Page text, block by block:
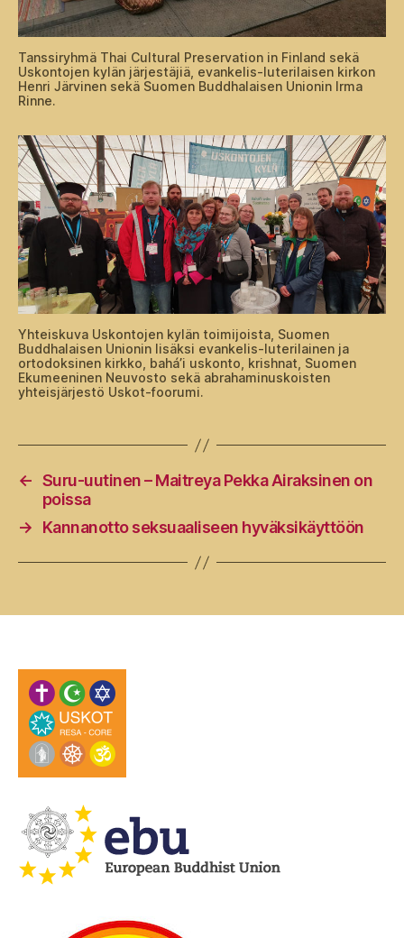
Tanssiryhmä Thai Cultural Preservation in Finland sekä
Uskontojen kylän järjestäjiä, evankelis-luterilaisen kirkon
Henri Järvinen sekä Suomen Buddhalaisen Unionin Irma
Rinne.
Yhteiskuva Uskontojen kylän toimijoista, Suomen
Buddhalaisen Unionin lisäksi evankelis-luterilainen ja
ortodoksinen kirkko, bahá’i uskonto, krishnat, Suomen
Ekumeeninen Neuvosto sekä abrahaminuskoisten
yhteisjärjestö Uskot-foorumi.
← Suru-uutinen – Maitreya Pekka Airaksinen on
poissa
→
Kannanotto seksuaaliseen hyväksikäyttöön